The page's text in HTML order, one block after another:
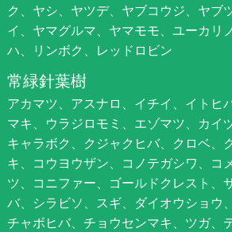
ク、ヤシ、ヤツデ、ヤブコウジ、ヤブ
イ、ヤマグルマ、ヤマモモ、ユーカリ
ハ、リンボク、レッドロビン
常緑針葉樹
アカマツ、アスナロ、イチイ、イトヒ
マキ、ウラジロモミ、エゾマツ、カイ
キャラボク、クジャクヒバ、クロベ、
キ、コウヨウザン、コノテガシワ、コ
ツ、コニファー、ゴールドクレスト、
バ、シラビソ、スギ、ダイオウショウ
チャボヒバ、チョウセンマキ、ツガ、